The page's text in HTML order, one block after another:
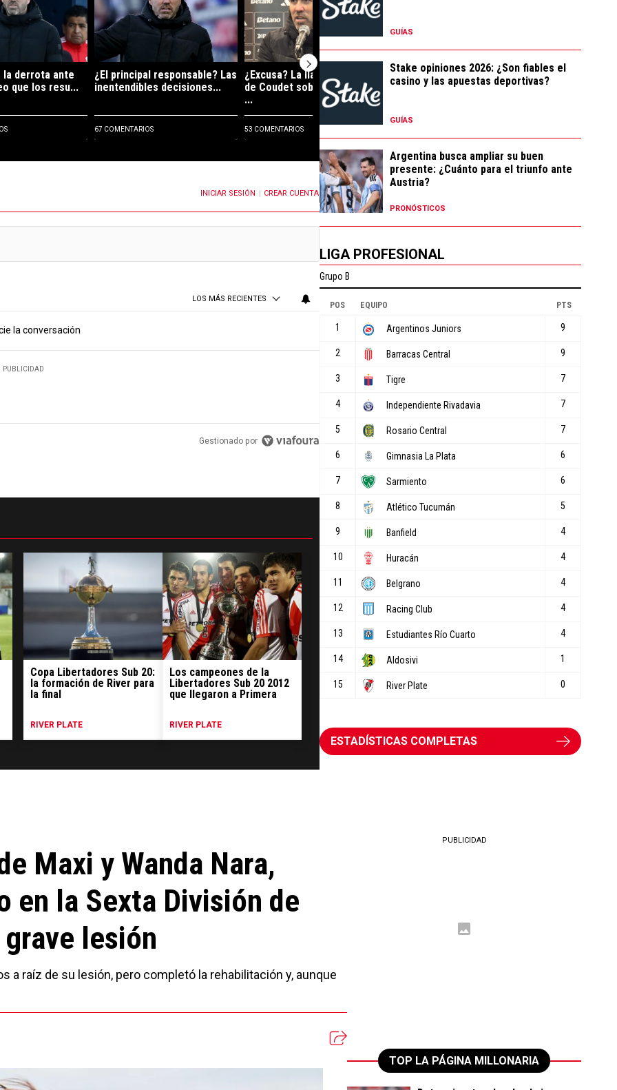
la derrota ante
que los resu...
¿El principal responsable? Las
inentendibles decisiones...
67 COMENTARIOS
¿Excusa? La llamativa frase
de Coudet sobre el mercado
...
53 COMENTARIOS
Opinión: sin fútbol, sin rumbo
y sin paciencia
Cuándo y a
próximo
CUANDO SE PUBLIQUEN NUEVOS COMENTARIOSINICIAR SESIÓN CREAR CUENTA
LOS MÁS RECIENTES
la conversación
PUBLICIDAD
Gestionado por
Copa Libertadores Sub 20:
la formación de River para
la final
RIVER PLATE
Los campeones de la
Libertadores Sub 20 2012
que llegaron a Primera
RIVER PLATE
GUÍAS
Stake opiniones 2026: ¿Son fiables el
casino y las apuestas deportivas?
GUÍAS
Argentina busca ampliar su buen
presente: ¿Cuánto para el triunfo ante
Austria?
PRONÓSTICOS
LIGA PROFESIONAL
ESTADÍSTICAS COMPLETAS
Maxi y Wanda Nara,
en la Sexta División de
lesión
a raíz de su lesión, pero completó la rehabilitación y, aunque
PUBLICIDAD
TOP LA PÁGINA MILLONARIA